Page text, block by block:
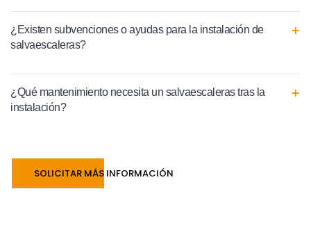
¿Existen subvenciones o ayudas para la instalación de
salvaescaleras?
¿Qué mantenimiento necesita un salvaescaleras tras la
instalación?
SOLICITAR MÁS INFORMACIÓN